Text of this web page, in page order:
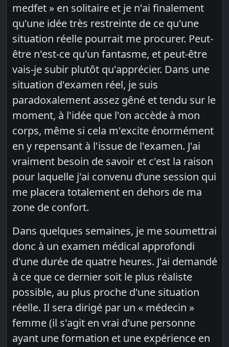
medfet » en solitaire et je n'ai finalement
qu'une idée très restreinte de ce qu'une
situation réelle pourrait me procurer. Peut-
être n'est-ce qu'un fantasme, et peut-être
vais-je subir plutôt qu'apprécier. Dans une
situation d'examen réel, je suis
paradoxalement assez gêné et tendu sur le
moment, à l'idée que l'on accède à mon
corps, même si cela m'excite énormément
en y repensant à l'issue de l'examen. J'ai
vraiment besoin de savoir et c'est la raison
pour laquelle j'ai convenu d’une session qui
me placera totalement en dehors de ma
zone de confort.
Dans quelques semaines, je me soumettrai
donc à un examen médical approfondi
d'une durée de quatre heures. J'ai demandé
à ce que ce dernier soit le plus réaliste
possible, au plus proche d'une situation
réelle. Il sera dirigé par un « médecin »
femme (il s'agit en vrai d'une personne
ayant une formation et une expérience en